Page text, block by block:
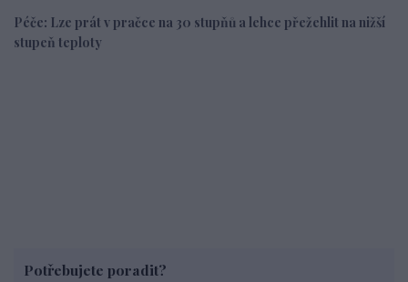
Péče: Lze prát v pračce na 30 stupňů a lehce přežehlit na nižší
stupeň teploty
Potřebujete poradit?